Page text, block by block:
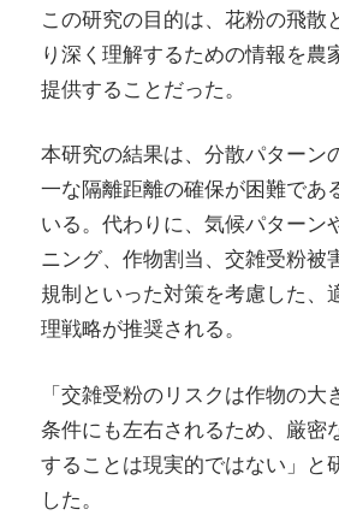
この研究の目的は、花粉の飛散
り深く理解するための情報を農
提供することだった。
本研究の結果は、分散パターン
一な隔離距離の確保が困難であ
いる。代わりに、気候パターン
ニング、作物割当、交雑受粉被
規制といった対策を考慮した、
理戦略が推奨される。
「交雑受粉のリスクは作物の
条件にも左右されるため、厳密
することは現実的ではない」と
した。